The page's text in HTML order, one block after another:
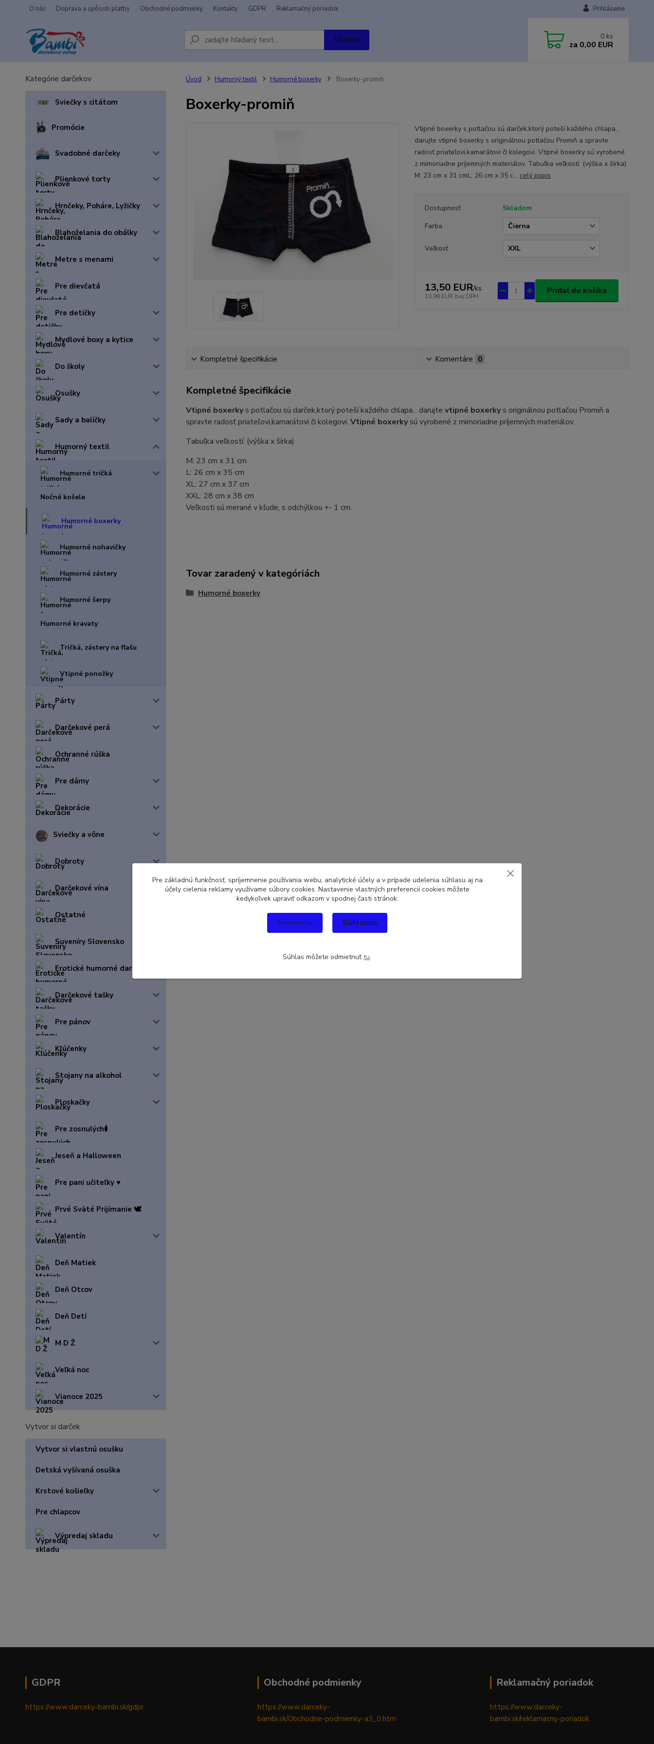
O nás Doprava a spôsob platby Obchodné podmienky Kontakty GDPR Reklamačný poriadok Prihlásenie
Hľadať 0 ks
za 0,00 EUR
Kategórie darčekov
Sviečky s citátom
Promócie
Svadobné darčeky
Plienkové torty
Hrnčeky, Poháre, Lyžičky
Blahoželania do obálky
Metre s menami
Pre dievčatá
Pre detičky
Mydlové boxy a kytice
Do školy
Osušky
Sady a balíčky
Humorný textil
Humorné tričká
Nočné košele
Humorné boxerky
Humorné nohavičky
Humorné zástery
Humorné šerpy
Humorné kravaty
Tričká, zástery na fľašu
Vtipné ponožky
Párty
Darčekové perá
Ochranné rúška
Pre dámy
Dekorácie
Sviečky a vône
Dobroty
Darčekové vína
Ostatné
Suveníry Slovensko
Erotické humorné darčeky
Darčekové tašky
Pre pánov
Kľúčenky
Stojany na alkohol
Ploskačky
Pre zosnulých🕯️
Jeseň a Halloween
Pre pani učiteľky ♥️
Prvé Sväté Prijímanie 🕊️
Valentín
Deň Matiek
Deň Otcov
Deň Detí
M D Ž
Veľká noc
Vianoce 2025
Vytvor si darček
Vytvor si vlastnú osušku
Detská vyšívaná osuška
Krstové košieľky
Pre chlapcov
Výpredaj skladu
Úvod Humorný textil Humorné boxerky Boxerky-promiň
Boxerky-promiň
Vtipné boxerky s potlačou sú darček,ktorý poteší každého chlapa...
darujte vtipné boxerky s originálnou potlačou Promiň a spravte
radosť priateľovi,kamarátovi či kolegovi. Vtipné boxerky sú vyrobené
z mimoriadne príjemných materiálov. Tabuľka veľkostí: (výška x šírka)
M: 23 cm x 31 cmL: 26 cm x 35 c... celý popis
Dostupnosť
Skladom
Farba
Veľkosť
13,50 EUR/ks
10,98 EUR bez DPH
Pridať do košíka
Kompletné špecifikácie Komentáre 0
Kompletné špecifikácie
Vtipné boxerkys potlačou sú darček,ktorý poteší každého chlapa... darujte vtipné boxerkys originálnou potlačou Promiň a
spravte radosť priateľovi,kamarátovi či kolegovi. Vtipné boxerkysú vyrobené z mimoriadne príjemných materiálov.
Tabuľka veľkostí: (výška x šírka)
M: 23 cm x 31 cm
L: 26 cm x 35 cm
XL: 27 cm x 37 cm
XXL: 28 cm x 38 cm
Veľkosti sú merané v kľude, s odchýlkou +- 1 cm.
Tovar zaradený v kategóriách
Humorné boxerky
GDPR
https://www.darceky-bambi.sk/gdpr
Obchodné podmienky
https://www.darceky-
bambi.sk/Obchodne-podmienky-a3_0.htm
Reklamačný poriadok
https://www.darceky-
bambi.sk/reklamacny-poriadok
Pre základnú funkčnosť, spríjemnenie používania webu, analytické účely a v prípade udelenia súhlasu aj na
účely cielenia reklamy využívame súbory cookies. Nastavenie vlastných preferencií cookies môžete
kedykoľvek upraviť odkazom v spodnej časti stránok.
Nastavenia Súhlasím
Súhlas môžete odmietnuť tu.